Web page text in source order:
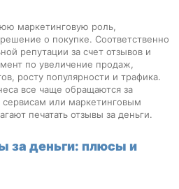
маркетинговую роль,
о покупке. Соответственно
репутации за счет отзывов и
по увеличение продаж,
росту популярности и трафика.
все чаще обращаются за
или маркетинговым
печатать отзывы за деньги.
за деньги: плюсы и